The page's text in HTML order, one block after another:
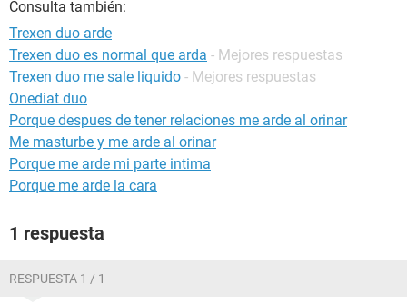
Consulta también:
Trexen duo arde
Trexen duo es normal que arda - Mejores respuestas
Trexen duo me sale liquido - Mejores respuestas
Onediat duo
Porque despues de tener relaciones me arde al orinar
Me masturbe y me arde al orinar
Porque me arde mi parte intima
Porque me arde la cara
1 respuesta
RESPUESTA 1 / 1